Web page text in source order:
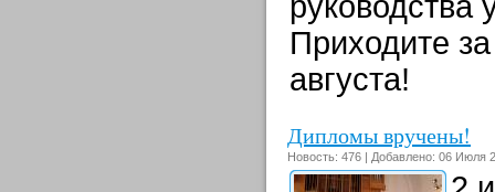
Приходите
августа!
Дипломы вручены!
Новость: 476 | Добавлено: 06 Июля